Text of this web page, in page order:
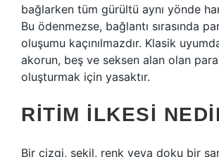
bağlarken tüm gürültü aynı yönde
Bu ödenmezse, bağlantı sırasında
oluşumu kaçınılmazdır. Klasik
akorun, beş ve seksen alan olan
oluşturmak için yasaktır.
RITIM ILKESI
Bir çizgi, şekil, renk veya doku bir